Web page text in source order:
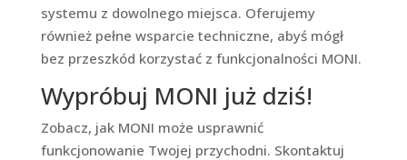
systemu z dowolnego miejsca. Oferujemy
również pełne wsparcie techniczne, abyś mógł
bez przeszkód korzystać z funkcjonalności MONI.
Wypróbuj MONI już dziś!
Zobacz, jak MONI może usprawnić
funkcjonowanie Twojej przychodni. Skontaktuj